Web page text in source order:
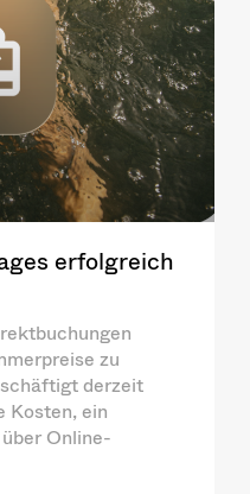
erfolgreich
zu
derzeit
Kosten, ein
Online-